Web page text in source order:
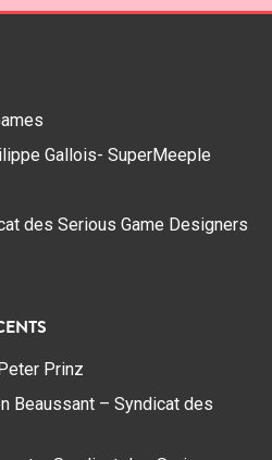
Gallois- SuperMeeple
des Serious Game Designers
Prinz
Beaussant – Syndicat des